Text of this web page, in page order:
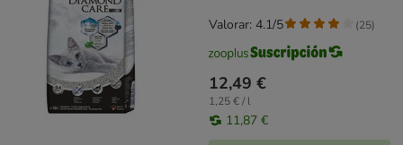
12,49 €
1,25 € / l
11,87 €
Valorar: 4.1/5 (25)